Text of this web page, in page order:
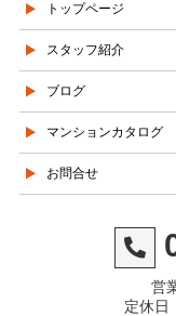
トップページ
スタッフ紹介
ブログ
マンションカタログ
お問合せ
営
定休日